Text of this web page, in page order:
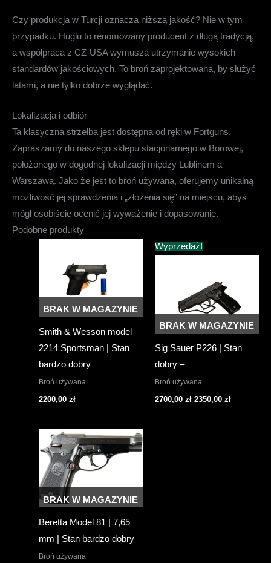
Czy produkcja w Turcji oznacza niższą jakość? Nie w tym
przypadku. Huglu to renomowany producent z długą tradycją,
a współpraca z CZ-USA wymusza utrzymanie wysokich
standardów jakościowych. To broń zaprojektowana, by służyć
latami, a nie tylko dobrze wyglądać.
Lokalizacja i odbiór
Ta klasyczna strzelba jest dostępna od ręki w Fortguns.
Zapraszamy do naszego sklepu stacjonarnego w Borowej,
położonego w dogodnej lokalizacji między Lublinem a
Warszawą. Jako że jest to broń używana, oferujemy unikalną
możliwość jej sprawdzenia i „złożenia się” na miejscu, abyś
mógł osobiście ocenić jej wyważenie i dopasowanie.
Podobne produkty
BRAK W MAGAZYNIE
Smith & Wesson model
2214 Sportsman | Stan
bardzo dobry
Broń używana
2200,00 zł
Wyprzedaż!
BRAK W MAGAZYNIE
Sig Sauer P226 | Stan
dobry –
Broń używana
2700,00zł Pierwotna
2350,00 złAktualna
BRAK W MAGAZYNIE
Beretta Model 81 | 7,65
mm | Stan bardzo dobry
Broń używana